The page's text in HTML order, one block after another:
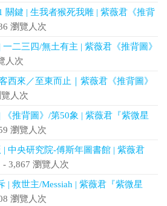
關鍵 | 生我者猴死我雕 | 紫薇君《推背
瀏覽人次
二三四/無土有主 | 紫薇君《推背圖》
人次
西來／至東而止｜紫薇君《推背圖》
人次
推背圖》/第50象 | 紫薇君『紫微星
瀏覽人次
中央研究院-傅斯年圖書館 | 紫薇君
- 3,867 瀏覽人次
| 救世主/Messiah | 紫薇君『紫微星
瀏覽人次